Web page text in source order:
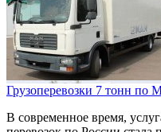
Грузоперевозки 7 тонн по
В современное время,